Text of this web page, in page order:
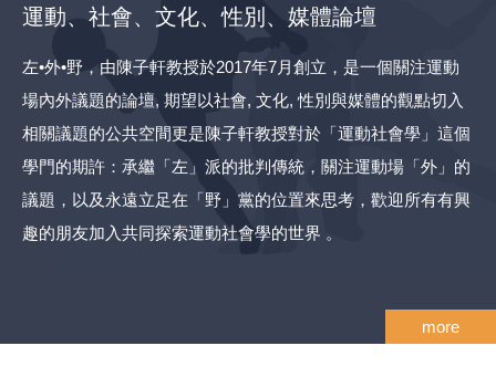
運動、社會、文化、性別、媒體論壇
左•外•野，由陳子軒教授於2017年7月創立，是一個關注運動
場內外議題的論壇, 期望以社會, 文化, 性別與媒體的觀點切入
相關議題的公共空間更是陳子軒教授對於「運動社會學」這個
學門的期許：承繼「左」派的批判傳統，關注運動場「外」的
議題，以及永遠立足在「野」黨的位置來思考，歡迎所有有興
趣的朋友加入共同探索運動社會學的世界 。
more